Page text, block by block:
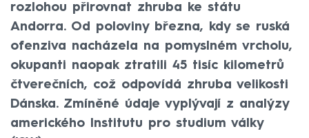
rozlohou přirovnat zhruba ke státu
Andorra. Od poloviny března, kdy se ruská
ofenziva nacházela na pomyslném vrcholu,
okupanti naopak ztratili 45 tisíc kilometrů
čtverečních, což odpovídá zhruba velikosti
Dánska. Zmíněné údaje vyplývají z analýzy
amerického Institutu pro studium války